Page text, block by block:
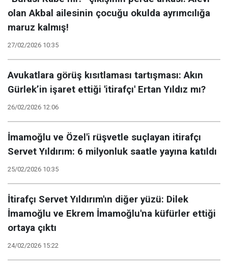
olan Akbal ailesinin çocuğu okulda ayrımcılığa
maruz kalmış!
27/02/2026 10:35
Avukatlara görüş kısıtlaması tartışması: Akın
Gürlek’in işaret ettiği 'itirafçı' Ertan Yıldız mı?
26/02/2026 12:06
İmamoğlu ve Özel'i rüşvetle suçlayan itirafçı
Servet Yıldırım: 6 milyonluk saatle yayına katıldı
25/02/2026 10:35
İtirafçı Servet Yıldırım'ın diğer yüzü: Dilek
İmamoğlu ve Ekrem İmamoğlu'na küfürler ettiği
ortaya çıktı
24/02/2026 15:22